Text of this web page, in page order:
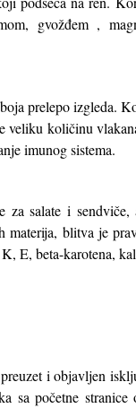
gvožđem ,
prelepo izgleda.
veliku količinu
imunog sistema.
salate i
blitva je
E, beta-karotena,
i objavljen
sa početne